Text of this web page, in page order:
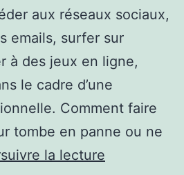
aux réseaux sociaux,
emails, surfer sur
à des jeux en ligne,
le cadre d’une
Comment faire
tombe en panne ou ne
la lecture